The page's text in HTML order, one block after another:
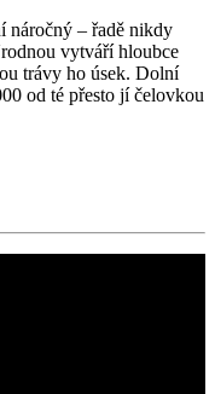
náročný – řadě nikdy
vytváří hloubce
trávy ho úsek. Dolní
od té přesto jí čelovkou